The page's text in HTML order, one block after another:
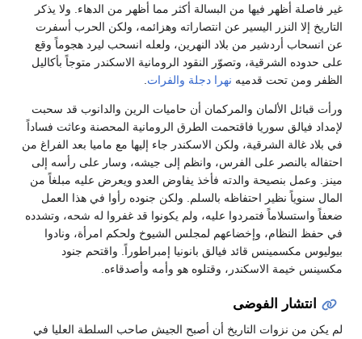
غير فاصلة أظهر فيها من البسالة أكثر مما أظهر من الدهاء. ولا يذكر
التاريخ إلا النزر اليسير عن انتصاراته وهزائمه، ولكن الحرب أسفرت
عن انسحاب أردشير من بلاد النهرين، ولعله انسحب ليرد هجوماً وقع
على حدوده الشرقية، وتصوّر النقود الرومانية الاسكندر متوجاً بأكاليل
الظفر ومن تحت قدميه نهرا دجلة والفرات
ورأت قبائل الألمان والمركمان أن حاميات الرين والدانوب قد سحبت
لإمداد فيالق سوريا فاقتحمت الطرق الرومانية المحصنة وعاثت فساداً
في بلاد غالة الشرقية، ولكن الاسكندر جاء إليها مع ماميا بعد الفراغ من
احتفاله بالنصر على الفرس، وانظم إلى جيشه، وسار على رأسه إلى
مينز. وعمل بنصيحة والدته فأخذ يفاوض العدو ويعرض عليه مبلغاً من
المال سنوياً نظير احتفاظه بالسلم. ولكن جنوده رأوا في هذا العمل
ضعفاً واستسلاماً فتمردوا عليه، ولم يكونوا قد غفروا له شحه، وتشدده
في حفظ النظام، وإخضاعهم لمجلس الشيوخ ولحكم امرأة، ونادوا
بيوليوس مكسمينس قائد فيالق بانونيا إمبراطوراً. واقتحم جنود
مكسينس خيمة الاسكندر، وقتلوه هو وأمه وأصدقاءه.
انتشار الفوضى
لم يكن من نزوات التاريخ أن أصبح الجيش صاحب السلطة العليا في